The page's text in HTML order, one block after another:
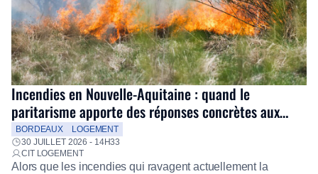
Incendies en Nouvelle-Aquitaine : quand le
paritarisme apporte des réponses concrètes aux
salariés
BORDEAUX
LOGEMENT
30 JUILLET 2026 - 14H33
CIT LOGEMENT
Alors que les incendies qui ravagent actuellement la